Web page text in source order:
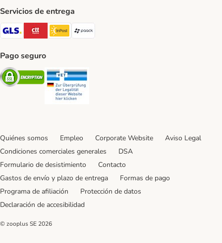
Servicios de entrega
GLS Shipping Method
CTTExpress Shipping Method
InPost Shipping Method
paack Shipping Method
Pago seguro
Security
Quiénes somos Empleo Corporate Website
Aviso Legal
Condiciones comerciales generales
DSA
Formulario de desistimiento
Contacto
Gastos de envío y plazo de entrega
Formas de pago
Programa de afiliación
Protección de datos
Declaración de accesibilidad
© zooplus SE 2026